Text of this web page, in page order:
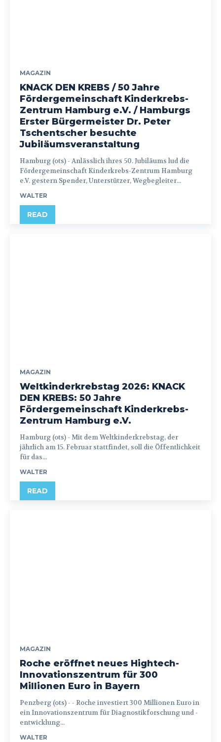
MAGAZIN
KNACK DEN KREBS / 50 Jahre
Fördergemeinschaft Kinderkrebs-
Zentrum Hamburg e.V. / Hamburgs
Erster Bürgermeister Dr. Peter
Tschentscher besuchte
Jubiläumsveranstaltung
Hamburg (ots) - Anlässlich ihres 50. Jubiläums lud die
Fördergemeinschaft Kinderkrebs-Zentrum Hamburg
e.V. gestern Spender, Unterstützer, Wegbegleiter...
WALTER
READ
MAGAZIN
Weltkinderkrebstag 2026: KNACK
DEN KREBS: 50 Jahre
Fördergemeinschaft Kinderkrebs-
Zentrum Hamburg e.V.
Hamburg (ots) - Mit dem Weltkinderkrebstag, der
jährlich am 15. Februar stattfindet, soll die Öffentlichkeit
für das...
WALTER
READ
MAGAZIN
Roche eröffnet neues Hightech-
Innovationszentrum für 300
Millionen Euro in Bayern
Penzberg (ots) - - Roche investiert 300 Millionen Euro in
ein Innovationszentrum für Diagnostikforschung und -
entwicklung...
WALTER